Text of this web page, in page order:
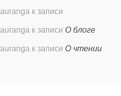
к записи
к записи О блоге
к записи О чтении